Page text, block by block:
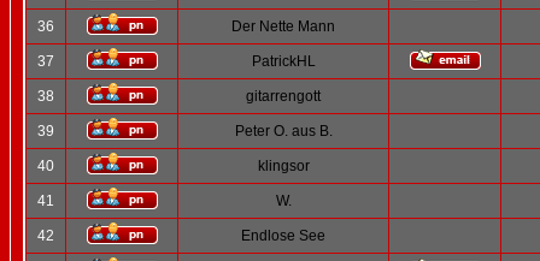
36 Der Nette Mann
37 PatrickHL
38 gitarrengott
39 Peter O. aus B.
40 klingsor
41 W.
42 Endlose See